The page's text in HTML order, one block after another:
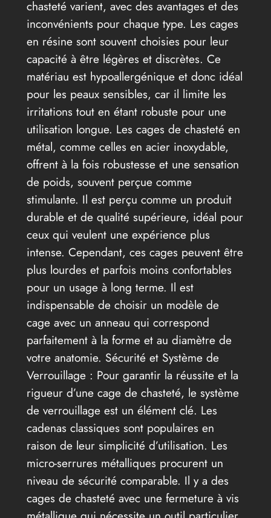
chasteté varient, avec des avantages et des
inconvénients pour chaque type. Les cages
en résine sont souvent choisies pour leur
capacité à être légères et discrètes. Ce
matériau est hypoallergénique et donc idéal
pour les peaux sensibles, car il limite les
irritations tout en étant robuste pour une
utilisation longue. Les cages de chasteté en
métal, comme celles en acier inoxydable,
offrent à la fois robustesse et une sensation
de poids, souvent perçue comme
stimulante. Il est perçu comme un produit
durable et de qualité supérieure, idéal pour
ceux qui veulent une expérience plus
intense. Cependant, ces cages peuvent être
plus lourdes et parfois moins confortables
pour un usage à long terme. Il est
indispensable de choisir un modèle de
cage avec un anneau qui correspond
parfaitement à la forme et au diamètre de
votre anatomie. Sécurité et Système de
Verrouillage : Pour garantir la réussite et la
rigueur d’une cage de chasteté, le système
de verrouillage est un élément clé. Les
cadenas classiques sont populaires en
raison de leur simplicité d’utilisation. Les
micro-serrures métalliques procurent un
niveau de sécurité comparable. Il y a des
cages de chasteté avec une fermeture à vis